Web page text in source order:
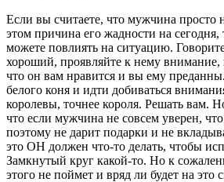
Если вы считаете, что мужчина просто
этом причина его жадности на сегодня,
можете повлиять на ситуацию.
хороший, проявляйте к нему внимание,
что он вам нравится и вы ему
белого коня и идти добиваться
королевы, точнее короля. Решать вам.
что если мужчина не совсем уверен,
поэтому не дарит подарки и не
это ОН должен что-то делать, чтобы
Замкнутый круг какой-то. Но к
этого не поймет и вряд ли будет на это